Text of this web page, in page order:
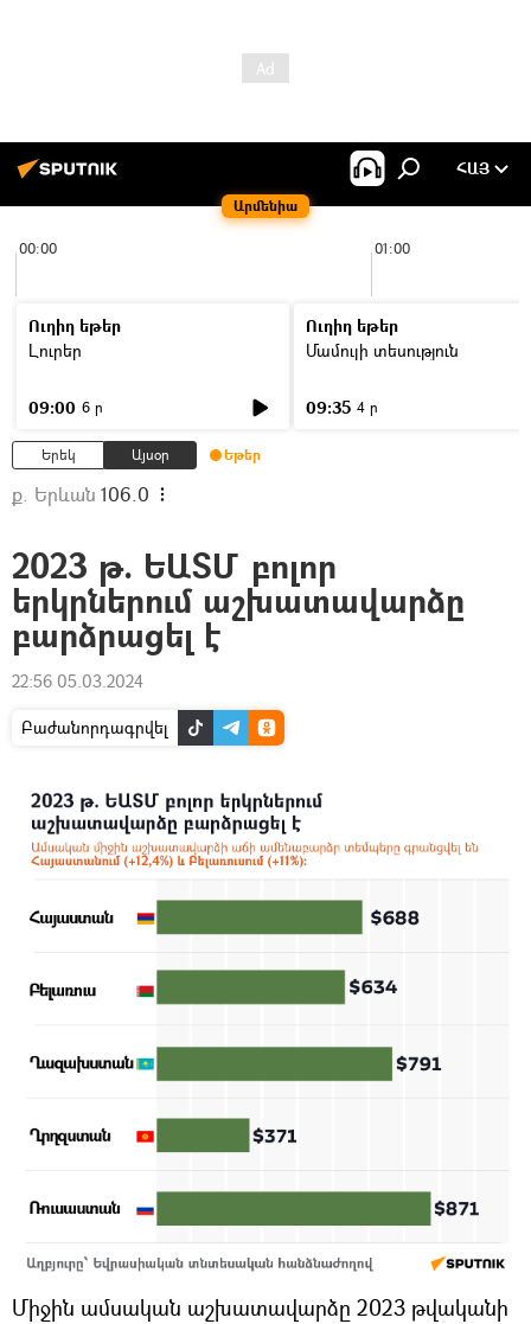
Արմենիա
ՀԱՅ
00:00 01:00
Ուղիղ եթեր
Լուրեր
09:00 6 ր
Ուղիղ եթեր
Մամուլի տեսություն
09:35 4 ր
Երեկ Այսօր Եթեր
ք. Երևան 106.0
2023 թ. ԵԱՏՄ բոլոր
երկրներում աշխատավարձը
բարձրացել է
22:56 05.03.2024
Բաժանորդագրվել
Միջին ամսական աշխատավարձը 2023 թվականի